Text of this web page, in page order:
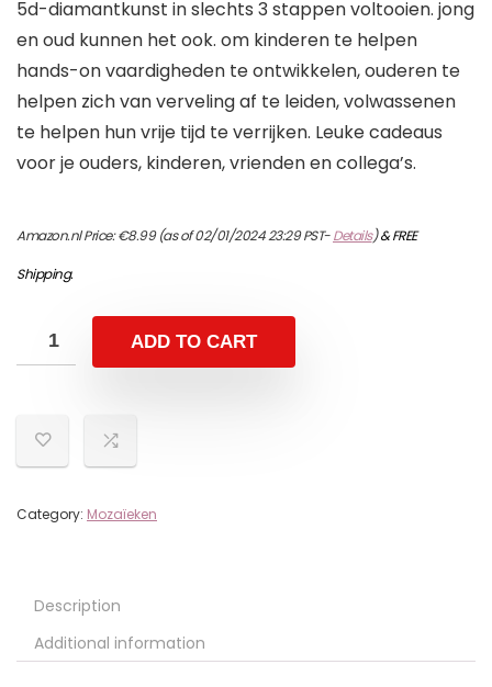
5d-diamantkunst in slechts 3 stappen voltooien. jong
en oud kunnen het ook. om kinderen te helpen
hands-on vaardigheden te ontwikkelen, ouderen te
helpen zich van verveling af te leiden, volwassenen
te helpen hun vrije tijd te verrijken. Leuke cadeaus
voor je ouders, kinderen, vrienden en collega’s.
Amazon.nl Price:€8.99(as of 02/01/2024 23:29 PST-Details)&FREE
Shipping.
ADD TO CART
Category: Mozaïeken
Description
Additional information